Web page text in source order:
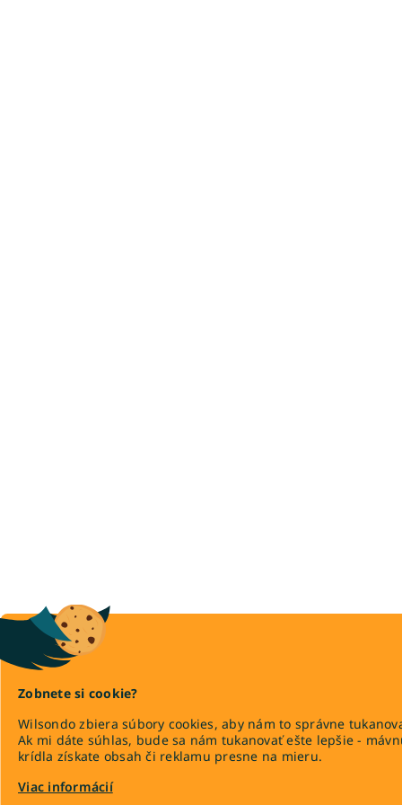
Zobnete si cookie?
Wilsondo zbiera súbory cookies, aby nám to správne
Ak mi dáte súhlas, bude sa nám tukanovať ešte lepšie -
krídla získate obsah či reklamu presne na mieru.
Viac informácií